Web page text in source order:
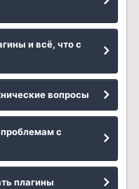
и всё, что с
вопросы
с
плагины